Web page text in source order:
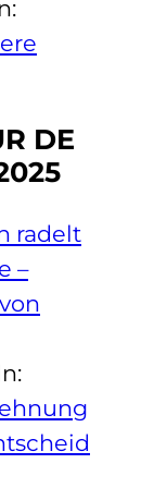
DE
radelt
–